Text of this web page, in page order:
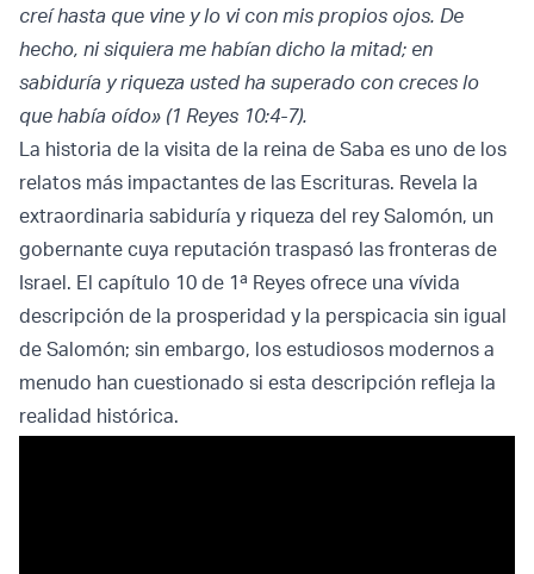
creí hasta que vine y lo vi con mis propios ojos. De
hecho, ni siquiera me habían dicho la mitad; en
sabiduría y riqueza usted ha superado con creces lo
que había oído» (1 Reyes 10:4-7).
La historia de la visita de la reina de Saba es uno de los
relatos más impactantes de las Escrituras. Revela la
extraordinaria sabiduría y riqueza del rey Salomón, un
gobernante cuya reputación traspasó las fronteras de
Israel. El capítulo 10 de 1ª Reyes ofrece una vívida
descripción de la prosperidad y la perspicacia sin igual
de Salomón; sin embargo, los estudiosos modernos a
menudo han cuestionado si esta descripción refleja la
realidad histórica.